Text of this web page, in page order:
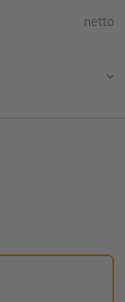
netto